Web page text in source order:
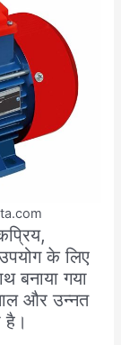
के लिए
बनाया गया
और उन्नत
है।